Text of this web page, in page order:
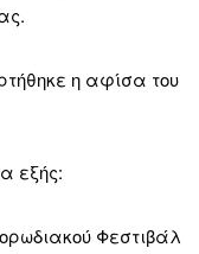
η αφίσα του
εξής:
Φεστιβάλ